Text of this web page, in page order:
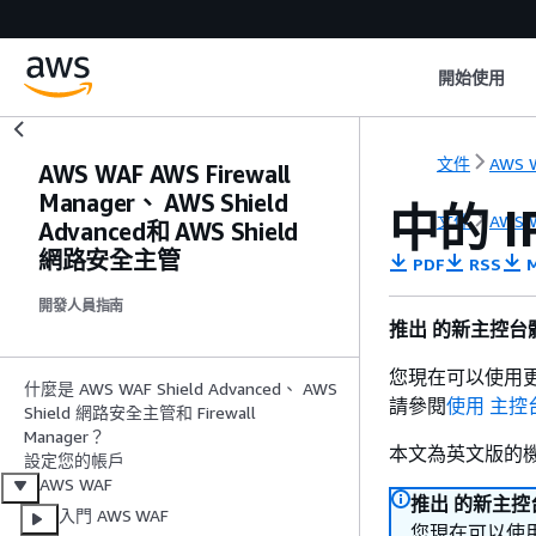
開始使用
AWS WAF AWS Firewall
Manager、 AWS Shield
Advanced和 AWS Shield
網路安全主管
開發人員指南
什麼是 AWS WAF Shield Advanced、 AWS
Shield 網路安全主管和 Firewall
Manager？
設定您的帳戶
AWS WAF
入門 AWS WAF
文件 AWS
文件 AWS
中的
PDF RSS
推出 的新主控台
您現在可以使用
請參閱使用 主控
本文為英文版的
推出 的新主控